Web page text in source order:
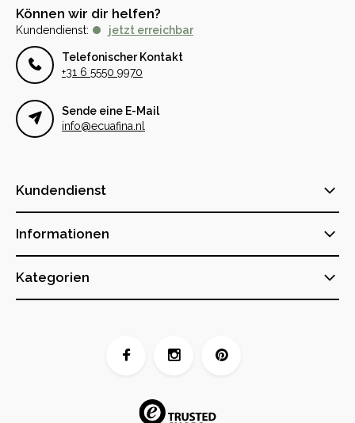
Können wir dir helfen?
Kundendienst: jetzt erreichbar
Telefonischer Kontakt
+31 6 5550 9970
Sende eine E-Mail
info@ecuafina.nl
Kundendienst
Informationen
Kategorien